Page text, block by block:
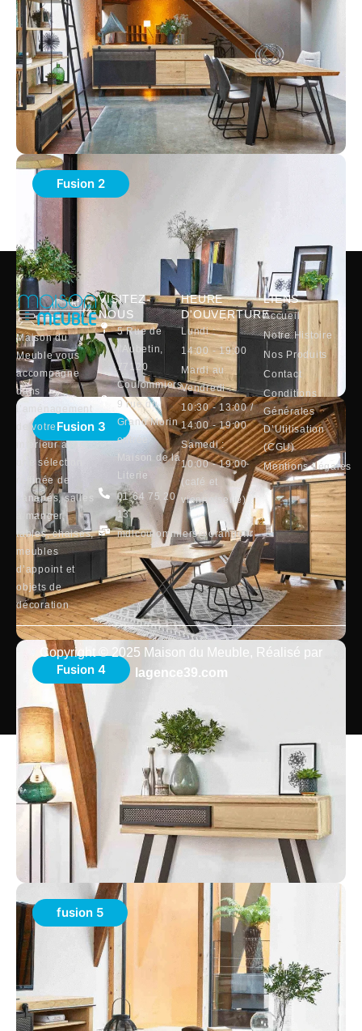
Fusion 2
Fusion 3
Fusion 4
fusion 5
Maison du
Meuble vous
accompagne
dans
l’aménagement
de votre
intérieur avec
une sélection
raffinée de
canapés, salles
à manger,
tables, chaises,
meubles
d’appoint et
objets de
décoration
VISITEZ-
NOUS
5 Rue de
l'Aubetin,
77120
Coulommiers
9 rue du
Grand Morin
entrée
Maison de la
Literie
01 64 75 20
13
mdlcoulommiers@orange.fr
HEURE
D'OUVERTURE
Lundi :
14:00 - 19:00
Mardi au
Vendredi :
10:30 - 13:00 /
14:00 - 19:00
Samedi :
10:00 - 19:00
(café et
viennoiserie)
LIENS
Accueil
Notre Histoire
Nos Produits
Contact
Conditions
Générales
D’Utilisation
(CGU)
Mentions Légales
Copyright © 2025 Maison du Meuble, Réalisé par
lagence39.com